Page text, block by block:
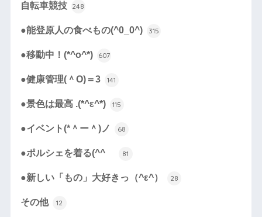
自転車競技 248
●能登原人の食べもの(^0_0^) 315
●移動中！(*^o^*) 607
●健康管理(＾O)＝3 141
●景色は最高 .(*^ε^*) 115
●イベント(*＾ー＾)ノ 68
●ポルシェを着る(^^ゞ 81
●新しい「もの」大好きっ（^ε^） 28
その他 12